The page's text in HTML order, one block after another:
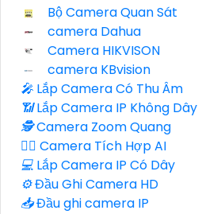
Bộ Camera Quan Sát
camera Dahua
Camera HIKVISON
camera KBvision
️🎤️ Lắp Camera Có Thu Âm
📶Lắp Camera IP Không Dây
🕵️Camera Zoom Quang
🧛‍♀️ Camera Tích Hợp AI
💻 Lắp Camera IP Có Dây
⚙️Đầu Ghi Camera HD
📥Đầu ghi camera IP